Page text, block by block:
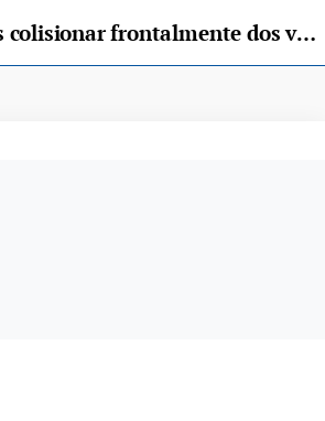
Tres heridos tras colisionar frontalmente dos vehículos cerca de Carancos, en el concejo de Piloña